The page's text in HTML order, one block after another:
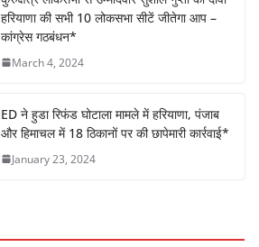
हरियाणा की सभी 10 लोकसभा सीटें जीतेगा आप –
कांग्रेस गठबंधन*
March 4, 2024
ED ने हुडा रिफंड घोटाला मामले में हरियाणा, पंजाब
और हिमाचल में 18 ठिकानों पर की छापेमारी कार्रवाई*
January 23, 2024